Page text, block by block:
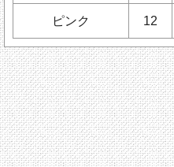
ピンク 12